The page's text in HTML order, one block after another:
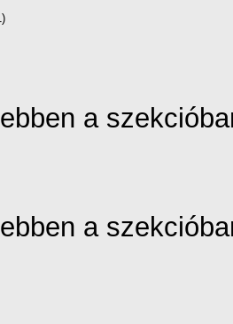
a
a